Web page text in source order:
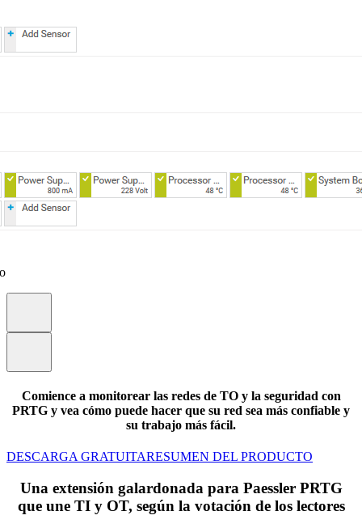
Comience a monitorear las redes de TO y la seguridad con
PRTG y vea cómo puede hacer que su red sea más confiable y
su trabajo más fácil.
DESCARGA GRATUITARESUMEN DEL PRODUCTO
Una extensión galardonada para Paessler PRTG
que une TI y OT, según la votación de los lectores